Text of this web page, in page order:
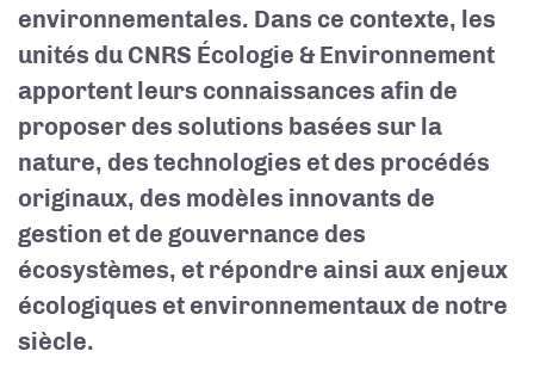
environnementales. Dans ce contexte, les
unités du CNRS Écologie & Environnement
apportent leurs connaissances afin de
proposer des solutions basées sur la
nature, des technologies et des procédés
originaux, des modèles innovants de
gestion et de gouvernance des
écosystèmes, et répondre ainsi aux enjeux
écologiques et environnementaux de notre
siècle.